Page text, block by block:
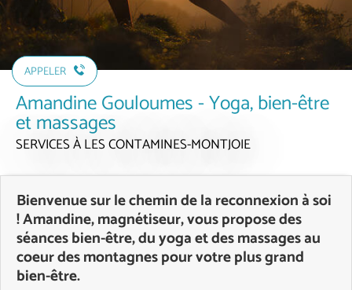
APPELER
Amandine Gouloumes - Yoga, bien-être
et massages
SERVICESÀ LES CONTAMINES-MONTJOIE
Bienvenue sur le chemin de la reconnexion à soi
! Amandine, magnétiseur, vous propose des
séances bien-être, du yoga et des massages au
coeur des montagnes pour votre plus grand
bien-être.